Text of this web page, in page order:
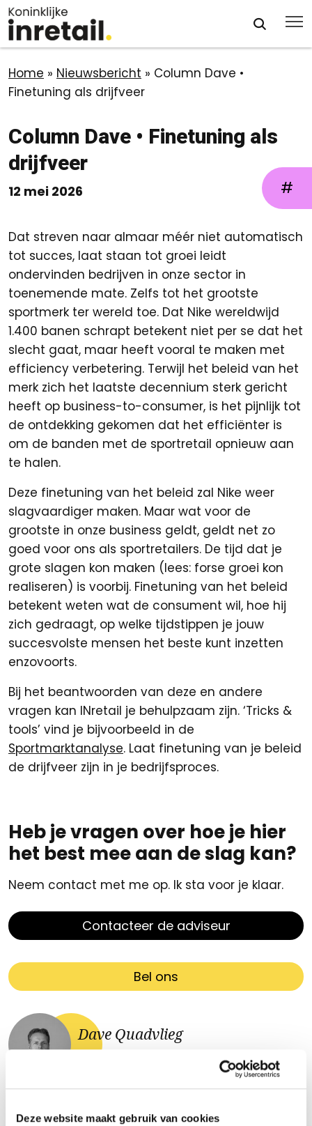
Deze website maakt gebruik van cookies
Home » Nieuwsbericht » Column Dave •
Finetuning als drijfveer
Column Dave • Finetuning als
drijfveer
12 mei 2026
Dat streven naar almaar méér niet automatisch
tot succes, laat staan tot groei leidt
ondervinden bedrijven in onze sector in
toenemende mate. Zelfs tot het grootste
sportmerk ter wereld toe. Dat Nike wereldwijd
1.400 banen schrapt betekent niet per se dat het
slecht gaat, maar heeft vooral te maken met
efficiency verbetering. Terwijl het beleid van het
merk zich het laatste decennium sterk gericht
heeft op business-to-consumer, is het pijnlijk tot
de ontdekking gekomen dat het efficiënter is
om de banden met de sportretail opnieuw aan
te halen.
Deze finetuning van het beleid zal Nike weer
slagvaardiger maken. Maar wat voor de
grootste in onze business geldt, geldt net zo
goed voor ons als sportretailers. De tijd dat je
grote slagen kon maken (lees: forse groei kon
realiseren) is voorbij. Finetuning van het beleid
betekent weten wat de consument wil, hoe hij
zich gedraagt, op welke tijdstippen je jouw
succesvolste mensen het beste kunt inzetten
enzovoorts.
Bij het beantwoorden van deze en andere
vragen kan INretail je behulpzaam zijn. ‘Tricks &
tools’ vind je bijvoorbeeld in de
Sportmarktanalyse. Laat finetuning van je beleid
de drijfveer zijn in je bedrijfsproces.
Heb je vragen over hoe je hier
het best mee aan de slag kan?
Neem contact met me op. Ik sta voor je klaar.
Contacteer de adviseur
Bel ons
Dave Quadvlieg
Branchespecialist Sport
#